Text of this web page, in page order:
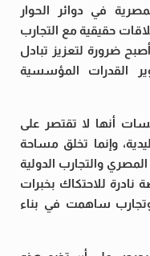
في دوائر الحوار
حقيقية مع التجارب
أصبح ضرورة لتعزيز تبادل
القدرات المؤسسية
أنها لا تقتصر على
وإنما تخلق مساحة
والتجارب الدولية
نادرة للاحتكاك بخبرات
ساهمت في بناء